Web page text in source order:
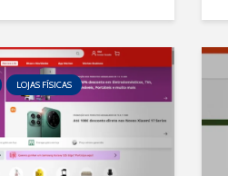
LOJAS FÍSICAS